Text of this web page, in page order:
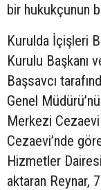
bir hukukçunun
Kurulda İçişleri
Kurulu Başkanı
Başsavcı
Genel
Merkezi
Cezaevi’nde
Hizmetler
aktaran Reynar,